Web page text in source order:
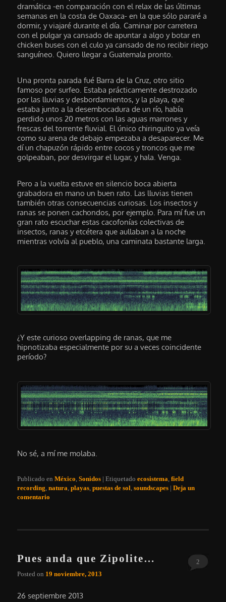
dramática -en comparación con el relax de las últimas
semanas en la costa de Oaxaca- en la que sólo pararé a
dormir, y viajaré durante el día. Caminar por carretera
con el pulgar ya cansado de apuntar a algo y botar en
chicken buses con el culo ya cansado de no recibir riego
sanguíneo. Quiero llegar a Guatemala pronto.
Una pronta parada fué Barra de la Cruz, otro sitio
famoso por surfeo. Estaba prácticamente destrozado
por las lluvias y desbordamientos, y la playa, que
estaba junto a la desembocadura de un río, había
perdido unos 20 metros con las aguas marrones y
frescas del torrente fluvial. El único chiringuito ya veía
como su arena de debajo empezaba a desaparecer. Me
dí un chapuzón rápido entre cocos y troncos que me
golpeaban, por desvirgar el lugar, y hala. Venga.
Pero a la vuelta estuve en silencio boca abierta
grabadora en mano un buen rato. Las lluvias tienen
también otras consecuencias curiosas. Los insectos y
ranas se ponen cachondos, por ejemplo. Para mí fue un
gran rato escuchar estas cacofonías colectivas de
insectos, ranas y etcétera que aullaban a la noche
mientras volvía al pueblo, una caminata bastante larga.
¿Y este curioso overlapping de ranas, que me
hipnotizaba especialmente por su a veces coincidente
período?
No sé, a mí me molaba.
Publicado en México,Sonidos |Etiquetado ecosistema,field
recording,natura,playas,puestas de sol,soundscapes |Deja un
comentario
Pues anda que Zipolite…
Posted on 19 noviembre, 2013
2
26 septiembre 2013